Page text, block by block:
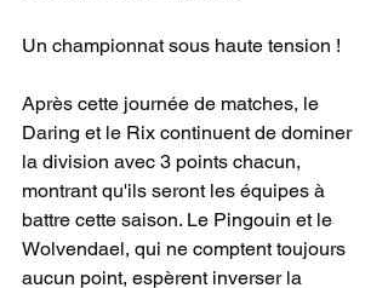
Un championnat sous haute tension !
Après cette journée de matches, le
Daring et le Rix continuent de dominer
la division avec 3 points chacun,
montrant qu'ils seront les équipes à
battre cette saison. Le Pingouin et le
Wolvendael, qui ne comptent toujours
aucun point, espèrent inverser la